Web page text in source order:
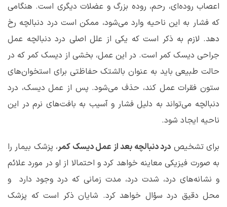
اعصاب روده‌ای، رحم، روده بزرگ و عضلات دیگری است. هنگامی
که فشار به این ناحیه وارد می‌شود، ممکن است درد دنبالچه رخ
دهد. لازم به ذکر است که یکی از علل اصلی درد دنبالچه عمل
جراحی دیسک کمر است. در این عمل، بخشی از دیسک کمر که در
حالت طبیعی باید به عنوان بالشتک حفاظتی برای استخوان‌های
ستون فقرات عمل کند، حذف می‌شود. پس از عمل دیسک، درد
دنبالچه می‌تواند به دلیل فشار و آسیب به بافت‌های نرم در این
ناحیه ایجاد شود.
برای تشخیص درد دنبالچه بعد از عمل دیسک کمر، پزشک بیمار را
به صورت فیزیکی معاینه خواهد کرد و احتمالا از او در مورد علائم
و نشانه‌های درد، شدت درد، مدت زمانی که درد وجود دارد و
محل دقیق درد سؤال خواهد کرد. شایان ذکر است که پزشک